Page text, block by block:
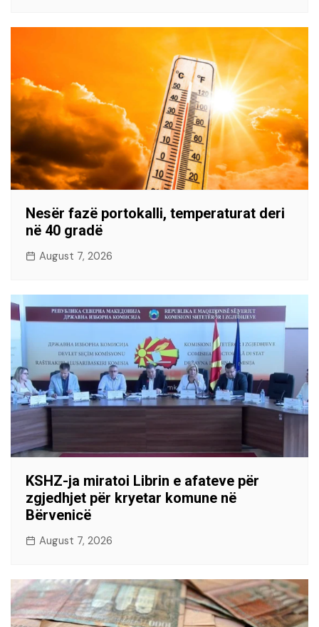
Nesër fazë portokalli, temperaturat deri
në 40 gradë
August 7, 2026
KSHZ-ja miratoi Librin e afateve për
zgjedhjet për kryetar komune në
Bërvenicë
August 7, 2026